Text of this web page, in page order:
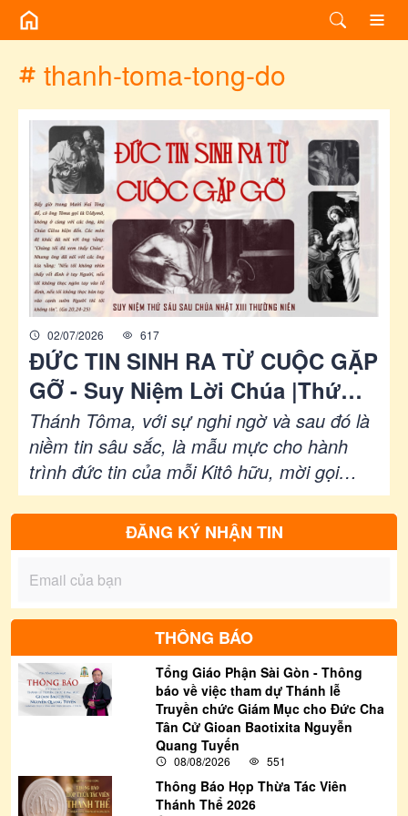
thanh-toma-tong-do
02/07/2026 617
ĐỨC TIN SINH RA TỪ CUỘC GẶP
GỠ - Suy Niệm Lời Chúa |Thứ
Sáu Sau Chúa Nhật Tuần XIII Mùa
Thường Niên - LỄ THÁNH TÔMA
TÔNG ÐỒ - Lễ Kính|Ga 20, 24-29|
Lm Gioan Lê Quang Tuyến
Thánh Tôma, với sự nghi ngờ và sau đó là
niềm tin sâu sắc, là mẫu mực cho hành
trình đức tin của mỗi Kitô hữu, mời gọi
chúng ta suy gẫm về mối tương quan giữa
gặp gỡ Chúa và sự trưởng thành trong đức
tin.
ĐĂNG KÝ NHẬN TIN
THÔNG BÁO
Tổng Giáo Phận Sài Gòn - Thông
báo về việc tham dự Thánh lễ
Truyền chức Giám Mục cho Đức Cha
Tân Cử Gioan Baotixita Nguyễn
Quang Tuyến
08/08/2026 551
Thông Báo Họp Thừa Tác Viên
Thánh Thể 2026
/chuyen-de/tag?id=thanh-toma-tong-do